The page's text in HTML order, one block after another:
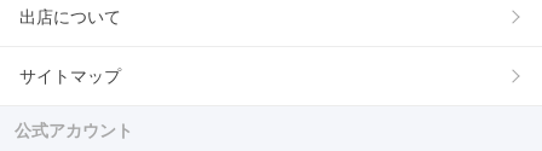
出店について
サイトマップ
公式アカウント